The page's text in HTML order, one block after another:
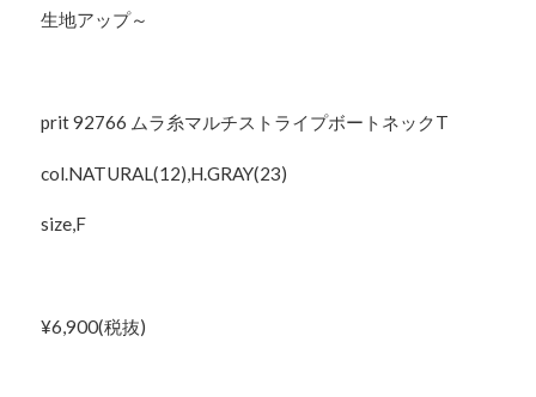
生地アップ～
prit 92766 ムラ糸マルチストライプボートネックT
col.NATURAL(12),H.GRAY(23)
size,F
¥6,900(税抜)